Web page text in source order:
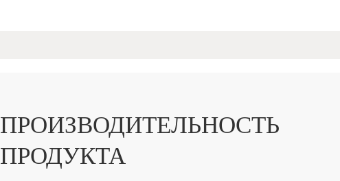
ПРОИЗВОДИТЕЛЬНОСТЬ
ПРОДУКТА